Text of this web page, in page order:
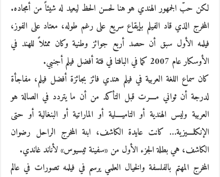
لكن حبّ الجمهور الهندي هو هنا لحسن الحظ ليعيد له شيئاً من أمجاده.
المخرج الذي قاد الفيلم بإيقاع سريع على رغم طوله، معتاد على الفوز،
فيلمه الأول سبق أن حصد أربع جوائز وطنية وكان ممثلاً للهند في
الأوسكار عام 2007 كما في البافتا في فئة أفضل فيلم أجنبي.
كان سماع اللغة العربية في فيلم هندي فائز بجائزة أفضل فيلم، مفاجأة
لدرجة أن ثواني مــــرت قبل التأكد من أن ما يتردد في الصالة هو
العربية وليس الهندية أو التاميــــلية أو الماراتية أو البنغالية أو حتى
الإنكلــــيزية… كانت عايدة الكاشف، ابنة المخرج الراحل رضوان
الكاشف، هي بطلة الجزء الأول من «سفينة ثيسيوس» لأناند غاندي.
المخرج المهتم بالفلسفة والخيال العلمي يرسم في فيلمه تصورات في عالم